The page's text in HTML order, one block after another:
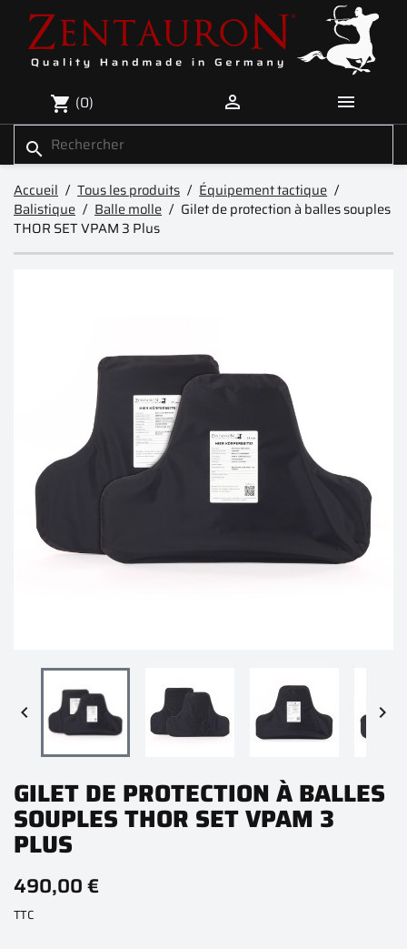
shopping_cart (0)  
search
Accueil Tous les produits
Équipement tactique
Balistique
Balle molle
Gilet de protection à balles souples
THOR SET VPAM 3 Plus
 
GILET DE PROTECTION À BALLES
SOUPLES THOR SET VPAM 3
PLUS
490,00 €
TTC